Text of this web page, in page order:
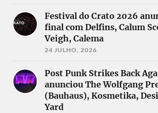
Festival do Crato 2026
final com Delfins, Calum
Veigh, Calema
24 JULHO, 2026
Post Punk Strikes Back
anunciou The Wolfgang
(Bauhaus), Kosmetika,
Yard